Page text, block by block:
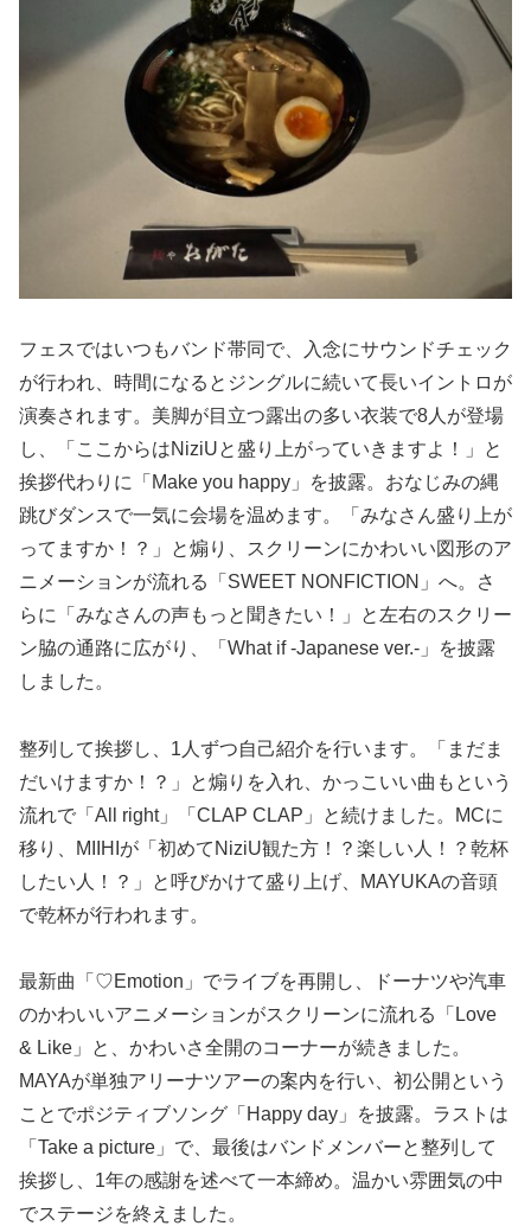
フェスではいつもバンド帯同で、入念にサウンドチェック
が行われ、時間になるとジングルに続いて長いイントロが
演奏されます。美脚が目立つ露出の多い衣装で8人が登場
し、「ここからはNiziUと盛り上がっていきますよ！」と
挨拶代わりに「Make you happy」を披露。おなじみの縄
跳びダンスで一気に会場を温めます。「みなさん盛り上が
ってますか！？」と煽り、スクリーンにかわいい図形のア
ニメーションが流れる「SWEET NONFICTION」へ。さ
らに「みなさんの声もっと聞きたい！」と左右のスクリー
ン脇の通路に広がり、「What if -Japanese ver.-」を披露
しました。
整列して挨拶し、1人ずつ自己紹介を行います。「まだま
だいけますか！？」と煽りを入れ、かっこいい曲もという
流れで「All right」「CLAP CLAP」と続けました。MCに
移り、MIIHIが「初めてNiziU観た方！？楽しい人！？乾杯
したい人！？」と呼びかけて盛り上げ、MAYUKAの音頭
で乾杯が行われます。
最新曲「♡Emotion」でライブを再開し、ドーナツや汽車
のかわいいアニメーションがスクリーンに流れる「Love
& Like」と、かわいさ全開のコーナーが続きました。
MAYAが単独アリーナツアーの案内を行い、初公開という
ことでポジティブソング「Happy day」を披露。ラストは
「Take a picture」で、最後はバンドメンバーと整列して
挨拶し、1年の感謝を述べて一本締め。温かい雰囲気の中
でステージを終えました。